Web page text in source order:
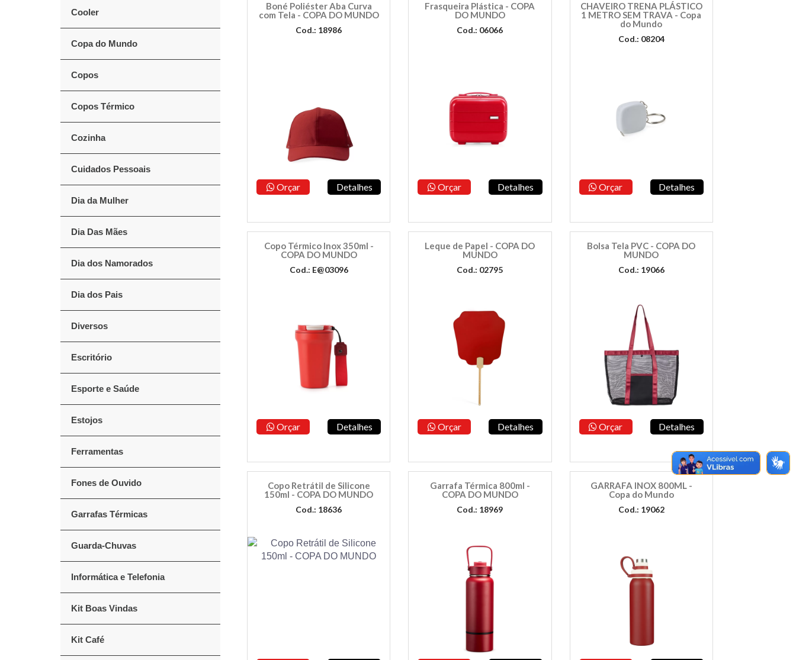
Cooler
Copa do Mundo
Copos
Copos Térmico
Cozinha
Cuidados Pessoais
Dia da Mulher
Dia Das Mães
Dia dos Namorados
Dia dos Pais
Diversos
Escritório
Esporte e Saúde
Estojos
Ferramentas
Fones de Ouvido
Garrafas Térmicas
Guarda-Chuvas
Informática e Telefonia
Kit Boas Vindas
Kit Café
Boné Poliéster Aba Curva
com Tela - COPA DO MUNDO
Cod.: 18986
Orçar Detalhes
Frasqueira Plástica - COPA
DO MUNDO
Cod.: 06066
Orçar Detalhes
CHAVEIRO TRENA PLÁSTICO
1 METRO SEM TRAVA - Copa
do Mundo
Cod.: 08204
Orçar Detalhes
Copo Térmico Inox 350ml -
COPA DO MUNDO
Cod.: E@03096
Orçar Detalhes
Leque de Papel - COPA DO
MUNDO
Cod.: 02795
Orçar Detalhes
Bolsa Tela PVC - COPA DO
MUNDO
Cod.: 19066
Orçar Detalhes
Copo Retrátil de Silicone
150ml - COPA DO MUNDO
Cod.: 18636
Garrafa Térmica 800ml -
COPA DO MUNDO
Cod.: 18969
GARRAFA INOX 800ML -
Copa do Mundo
Cod.: 19062